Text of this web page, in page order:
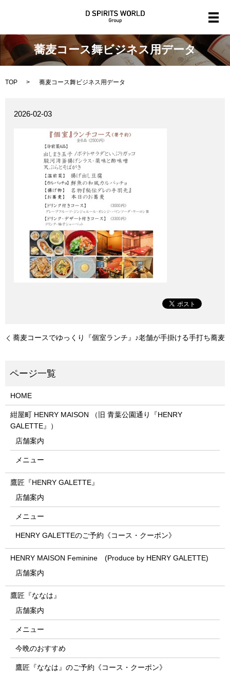
メ
蕎麦コース舞ビジネス用データ
TOP 蕎麦コース舞ビジネス用データ
2026-02-03
蕎麦コースでゆっくり『個室ランチ』♪老舗が手掛ける手打ち蕎麦
HOME
紺屋町 HENRY MAISON （旧 青葉公園通り『HENRY
GALETTE』）
店舗案内
メニュー
鷹匠『HENRY GALETTE』
店舗案内
メニュー
HENRY GALETTEのご予約《コース・クーポン》
HENRY MAISON Feminine (Produce by HENRY GALETTE)
店舗案内
鷹匠『ななは』
店舗案内
メニュー
今晩のおすすめ
鷹匠『ななは』のご予約《コース・クーポン》